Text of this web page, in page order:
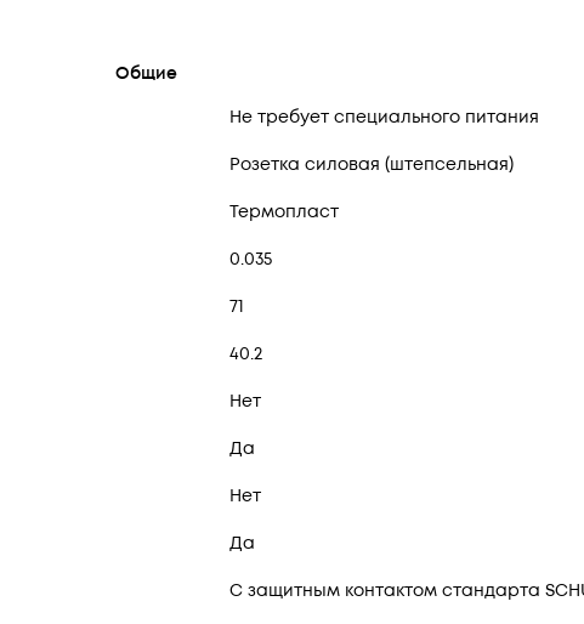
Общие
Не требует специального питания
Розетка силовая (штепсельная)
Термопласт
0.035
71
40.2
Нет
Да
Нет
Да
С защитным контактом стандарта